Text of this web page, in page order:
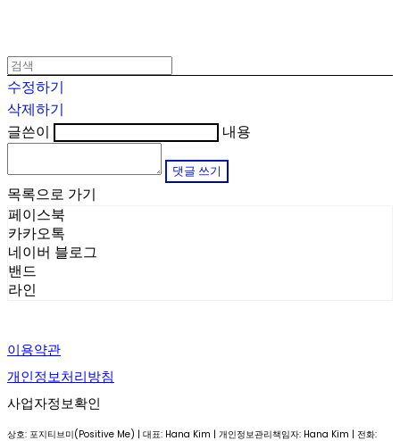
수정하기
삭제하기
글쓴이
내용
댓글 쓰기
목록으로 가기
페이스북
카카오톡
네이버 블로그
밴드
라인
이용약관
개인정보처리방침
사업자정보확인
상호: 포지티브미(Positive Me) | 대표: Hana Kim | 개인정보관리책임자: Hana Kim | 전화: